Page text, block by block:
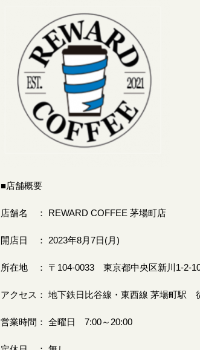
■店舗概要
店舗名 ： REWARD COFFEE 茅場町店
開店日 ： 2023年8月7日(月)
所在地 ： 〒104-0033 東京都中央区新川1-2-
アクセス： 地下鉄日比谷線・東西線 茅場町駅
営業時間： 全曜日 7:00～20:00